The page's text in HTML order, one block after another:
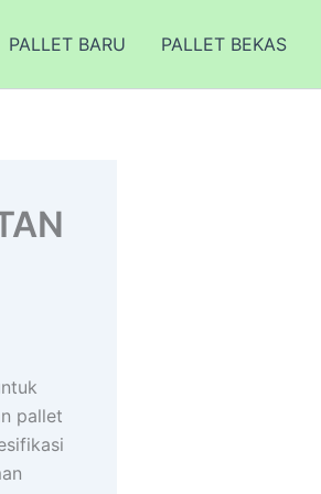
PALLET BARU PALLET BEKAS
pallet